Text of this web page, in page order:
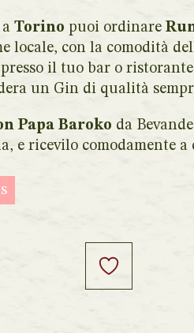
a Torino puoi ordinare
locale, con la comodità
il tuo bar o
un Gin di qualità
Papa Baroko da
e ricevilo comodamente a